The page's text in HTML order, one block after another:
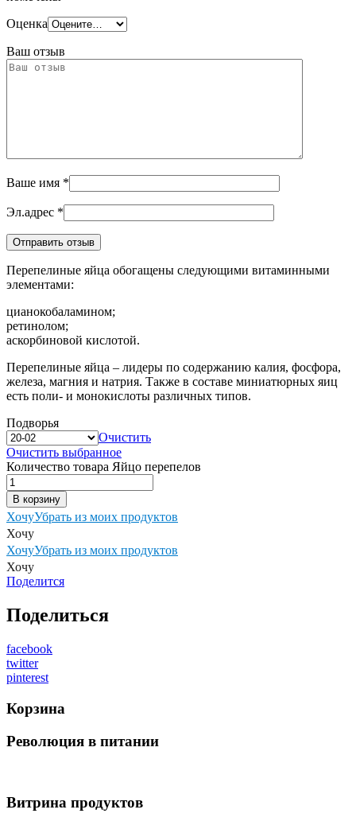
Оценка
Ваш отзыв
Ваше имя *
Эл.адрес *
Перепелиные яйца обогащены следующими витаминными
элементами:
цианокобаламином;
ретинолом;
аскорбиновой кислотой.
Перепелиные яйца – лидеры по содержанию калия, фосфора,
железа, магния и натрия. Также в составе миниатюрных яиц
есть поли- и монокислоты различных типов.
Подворья
Очистить
Очистить выбранное
Количество товара Яйцо перепелов
В корзину
ХочуУбрать из моих продуктов
Хочу
ХочуУбрать из моих продуктов
Хочу
Поделится
Поделиться
facebook
twitter
pinterest
Корзина
Революция в питании
Витрина продуктов